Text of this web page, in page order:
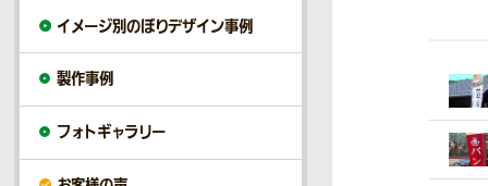
イメージ別のぼりデザイン事例
製作事例
フォトギャラリー